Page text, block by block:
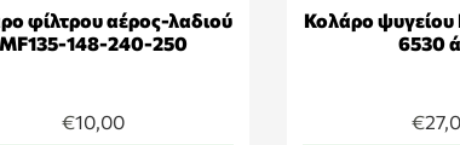
φίλτρου αέρος-λαδιού
MF135-148-240-250
€10,00
Κολάρο
6530
€